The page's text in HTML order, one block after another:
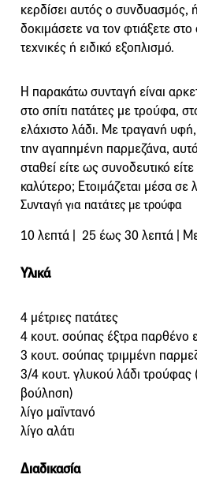
κερδίσει αυτός ο συνδυασμός,
δοκιμάσετε να τον φτιάξετε
τεχνικές ή ειδικό εξοπλισμό.
Η παρακάτω συνταγή είναι
στο σπίτι πατάτες με τρούφα,
ελάχιστο λάδι. Με τραγανή
την αγαπημένη παρμεζάνα,
σταθεί είτε ως συνοδευτικό
καλύτερο; Ετοιμάζεται μέσα σε
Συνταγή για πατάτες με τρούφα
10 λεπτά | 25 έως 30 λεπτά |
Υλικά
4 μέτριες πατάτες
4 κουτ. σούπας έξτρα παρθένο
3 κουτ. σούπας τριμμένη
3/4 κουτ. γλυκού λάδι τρούφας
βούληση)
λίγο μαϊντανό
λίγο αλάτι
Διαδικασία